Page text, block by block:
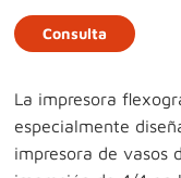
Consulta
La impresora
especialmente
impresora de vasos